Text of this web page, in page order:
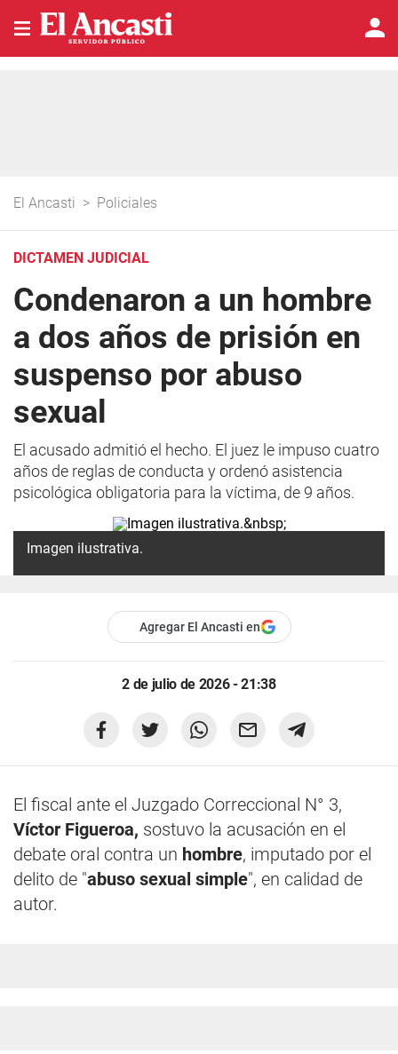
El Ancasti > Policiales
DICTAMEN JUDICIAL
Condenaron a un hombre
a dos años de prisión en
suspenso por abuso
sexual
El acusado admitió el hecho. El juez le impuso cuatro
años de reglas de conducta y ordenó asistencia
psicológica obligatoria para la víctima, de 9 años.
Imagen ilustrativa.
Agregar El Ancasti en
2 de julio de 2026 - 21:38
El fiscal ante el Juzgado Correccional N° 3,
Víctor Figueroa, sostuvo la acusación en el
debate oral contra un hombre, imputado por el
delito de "abuso sexual simple", en calidad de
autor.